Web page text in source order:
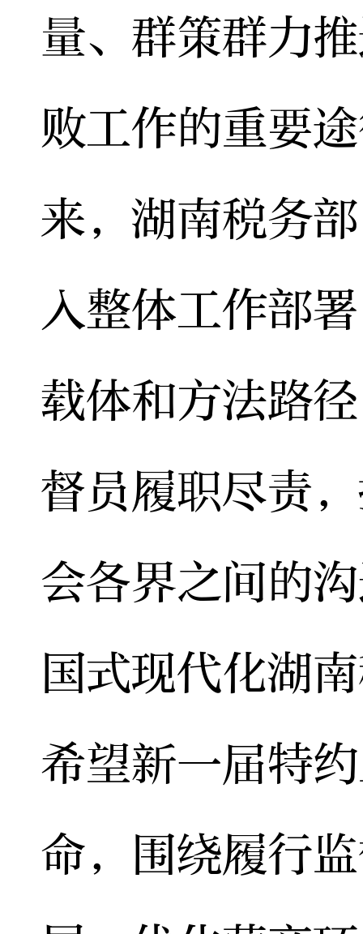
量、群策群力
败工作的重要
来，湖南税务
入整体工作部
载体和方法路
督员履职尽责
会各界之间的
国式现代化湖
希望新一届特
命，围绕履行